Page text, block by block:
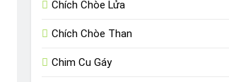
Chích Chòe Lửa
Chích Chòe Than
Chim Cu Gáy